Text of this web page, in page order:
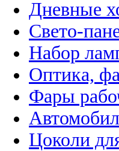
Дневные
Свето-
Набор
Оптика,
Фары
Цоколи